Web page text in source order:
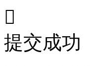

提交成功